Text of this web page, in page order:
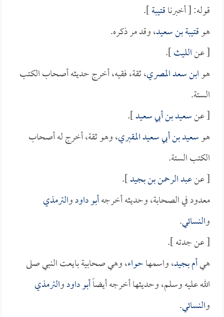
قوله: [ أخبرناقتيبة].
هوقتيبة بن سعيد، وقد مر ذكره.
[ عنالليث].
هوابن سعد المصري، ثقة، فقيه، أخرج حديثه أصحاب الكتب
الستة.
[ عنسعيد بن أبي سعيد].
هوسعيد بن أبي سعيد المقبري، وهو ثقة، أخرج له أصحاب
الكتب الستة.
[ عنعبد الرحمن بن بجيد].
معدود في الصحابة، وحديثه أخرجهأبو داودوالترمذي
والنسائي.
[ عن جدته ].
هيأم بجيد، واسمهاحواء، وهي صحابية بايعت النبي صلى
الله عليه وسلم، وحديثها أخرجه أيضاًأبو داودوالترمذي
والنسائي.